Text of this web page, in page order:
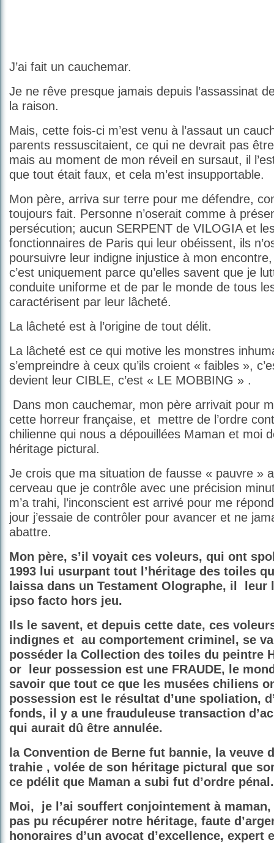
J’ai fait un cauchemar.
Je ne rêve presque jamais depuis l’assassinat
la raison.
Mais, cette fois-ci m’est venu à l’assaut un
parents ressuscitaient, ce qui ne devrait pas
mais au moment de mon réveil en sursaut, il
que tout était faux, et cela m’est insupportable.
Mon père, arriva sur terre pour me défendre,
toujours fait. Personne n’oserait comme à
persécution; aucun SERPENT de VILOGIA et
fonctionnaires de Paris qui leur obéissent, ils
poursuivre leur indigne injustice à mon
c’est uniquement parce qu’elles savent que je
conduite uniforme et de par le monde de tous
caractérisent par leur lâcheté.
La lâcheté est à l’origine de tout délit.
La lâcheté est ce qui motive les monstres
s’empreindre à ceux qu’ils croient « faibles »,
devient leur CIBLE, c’est « LE MOBBING » .
Dans mon cauchemar, mon père arrivait pour
cette horreur française, et mettre de l’ordre
chilienne qui nous a dépouillées Maman et moi
héritage pictural.
Je crois que ma situation de fausse « pauvre »
cerveau que je contrôle avec une précision
m’a trahi, l’inconscient est arrivé pour me
jour j’essaie de contrôler pour avancer et ne
abattre.
Mon père, s’il voyait ces voleurs, qui ont
1993 lui usurpant tout l’héritage des toiles
laissa dans un Testament Olographe, il
leur
ipso facto hors jeu.
Ils le savent, et depuis cette date, ces
indignes et au comportement criminel, se
posséder la Collection des toiles du peintre
or
leur possession est une FRAUDE, le
savoir que tout ce que les musées chiliens
possession est le résultat d’une spoliation,
fonds, il y a une frauduleuse transaction
qui aurait dû être annulée.
la Convention de Berne fut bannie, la veuve
trahie , volée de son héritage pictural que
ce pdélit que Maman a subi fut d’ordre pénal.
Moi,
je l’ai souffert conjointement à maman,
pas pu récupérer notre héritage, faute
honoraires d’un avocat d’excellence, expert